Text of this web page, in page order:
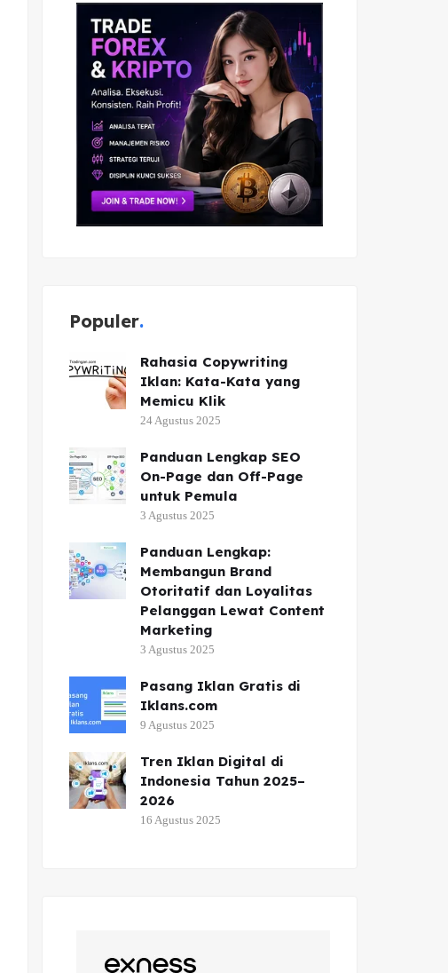
Populer
Rahasia Copywriting
Iklan: Kata-Kata yang
Memicu Klik
24 Agustus 2025
Panduan Lengkap SEO
On-Page dan Off-Page
untuk Pemula
3 Agustus 2025
Panduan Lengkap:
Membangun Brand
Otoritatif dan Loyalitas
Pelanggan Lewat Content
Marketing
3 Agustus 2025
Pasang Iklan Gratis di
Iklans.com
9 Agustus 2025
Tren Iklan Digital di
Indonesia Tahun 2025–
2026
16 Agustus 2025